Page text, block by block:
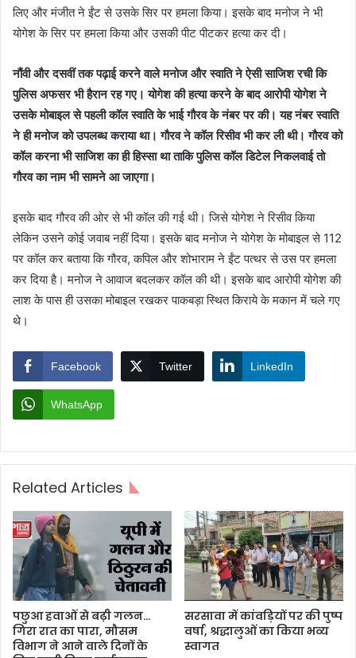
लिए और मंजीत ने ईंट से उसके सिर पर हमला किया। इसके बाद मनोज ने भी
योगेश के सिर पर हमला किया और उसकी पीट पीटकर हत्या कर दी।
नौंवी और दसवीं तक पढ़ाई करने वाले मनोज और स्वाति ने ऐसी साजिश रची कि
पुलिस अफसर भी हैरान रह गए। योगेश की हत्या करने के बाद आरोपी योगेश ने
उसके मोबाइल से पहली कॉल स्वाति के भाई गौरव के नंबर पर की। यह नंबर स्वाति
ने ही मनोज को उपलब्ध कराया था। गौरव ने कॉल रिसीव भी कर ली थी। गौरव को
कॉल करना भी साजिश का ही हिस्सा था ताकि पुलिस कॉल डिटेल निकलवाई तो
गौरव का नाम भी सामने आ जाएगा।
इसके बाद गौरव की ओर से भी कॉल की गई थी। जिसे योगेश ने रिसीव किया
लेकिन उसने कोई जवाब नहीं दिया। इसके बाद मनोज ने योगेश के मोबाइल से 112
पर कॉल कर बताया कि गौरव, कपिल और शोभाराम ने ईंट पत्थर से उस पर हमला
कर दिया है। मनोज ने आवाज बदलकर कॉल की थी। इसके बाद आरोपी योगेश की
लाश के पास ही उसका मोबाइल रखकर पाकबड़ा स्थित किराये के मकान में चले गए
थे।
Facebook Twitter LinkedIn
WhatsApp
Related Articles
पछुआ हवाओं से बढ़ी गलन…
गिरा रात का पारा, मौसम
विभाग ने आने वाले दिनों के
सरसावा में कांवड़ियों पर की पुष्प
वर्षा, श्रद्धालुओं का किया भव्य
स्वागत